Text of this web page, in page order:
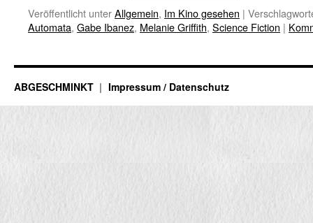
Veröffentlicht unterAllgemein, Im Kino gesehen |
Automata, Gabe Ibanez, Melanie Griffith, Science Fiction |
ABGESCHMINKT Impressum / Datenschutz